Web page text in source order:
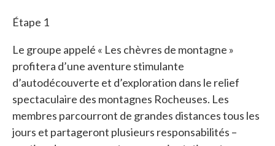
Étape 1
Le groupe appelé « Les chèvres de montagne »
profitera d’une aventure stimulante
d’autodécouverte et d’exploration dans le relief
spectaculaire des montagnes Rocheuses. Les
membres parcourront de grandes distances tous les
jours et partageront plusieurs responsabilités –